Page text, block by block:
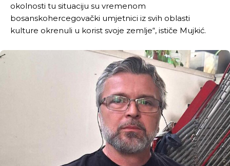
okolnosti tu situaciju su vremenom
bosanskohercegovački umjetnici iz svih oblasti
kulture okrenuli u korist svoje zemlje“, ističe Mujkić.